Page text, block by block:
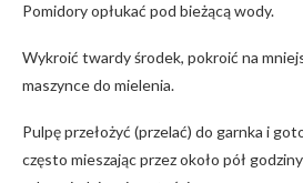
Pomidory opłukać pod bieżącą wody.
Wykroić twardy środek, pokroić na
maszynce do mielenia.
Pulpę przełożyć (przelać) do garnka i
często mieszając przez około pół